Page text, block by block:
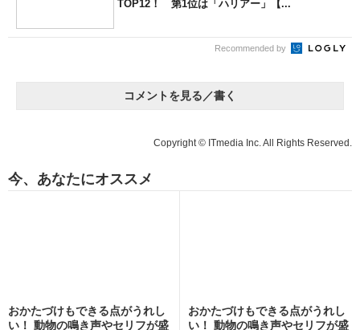
TOP12！ 第1位は「ハリアー」【...
Recommended by
コメントを見る／書く
Copyright © ITmedia Inc. All Rights Reserved.
今、あなたにオススメ
おかたづけもできる点がうれし
い！ 動物の鳴き声やセリフが盛
おかたづけもできる点がうれし
い！ 動物の鳴き声やセリフが盛